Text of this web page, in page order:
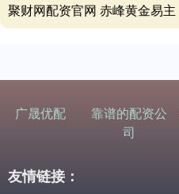
聚财网配资官网 赤峰黄金易主
广晟优配
靠谱的配资公
司
友情链接：